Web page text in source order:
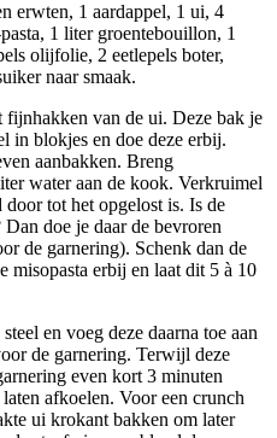
erwten, 1 aardappel, 1 ui, 4
1 liter groentebouillon, 1
olijfolie, 2 eetlepels boter,
naar smaak.
fijnhakken van de ui. Deze bak je
in blokjes en doe deze erbij.
aanbakken. Breng
water aan de kook. Verkruimel
tot het opgelost is. Is de
doe je daar de bevroren
de garnering). Schenk dan de
misopasta erbij en laat dit 5 à 10
en voeg deze daarna toe aan
de garnering. Terwijl deze
even kort 3 minuten
afkoelen. Voor een crunch
ui krokant bakken om later